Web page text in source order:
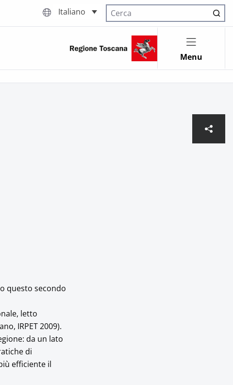
Italiano
Cerca nel sito
Menu
questo secondo
letto
IRPET 2009).
da un lato
di
efficiente il